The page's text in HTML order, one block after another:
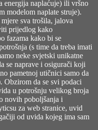
energija naplaćuje) ili vršno
modelom naplate struje).
sva trošila, jalova
prijedlog kako
fazama kako bi se
(s time da treba imati
neke svjetski unikatne
se naprave i osigurači koji
pametnoj utičnici samo da
Obzirom da se svi podaci
u potrošnju velikog broja
novih poboljšanja i
za web stranice, uvid
od uvida kojeg ima sam